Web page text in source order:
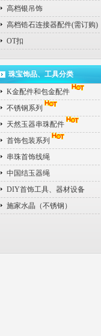
高档银吊饰
高档锆石连接器配件(需订购)
OT扣
珠宝饰品、工具分类
K金配件和包金配件
不锈钢系列
天然玉器串珠配件
首饰包装系列
串珠首饰线绳
中国结玉器绳
DIY首饰工具、器材设备
施家水晶（不锈钢）